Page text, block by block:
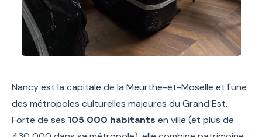
Nancy est la capitale de la Meurthe-et-Moselle et l'une
des métropoles culturelles majeures du Grand Est.
Forte de ses 105 000 habitants en ville (et plus de